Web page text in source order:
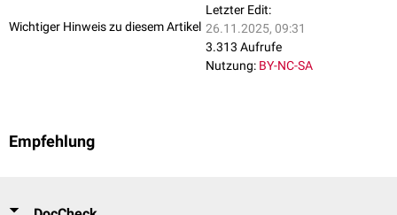
Wichtiger Hinweis zu diesem Artikel
Letzter Edit:
26.11.2025, 09:31
3.313 Aufrufe
Nutzung: BY-NC-SA
Empfehlung